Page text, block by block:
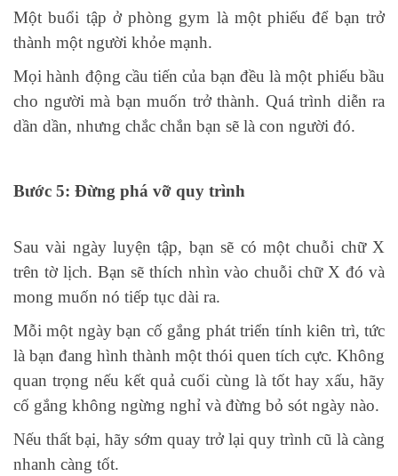
Một buổi tập ở phòng gym là một phiếu để bạn trở
thành một người khỏe mạnh.
Mọi hành động cầu tiến của bạn đều là một phiếu bầu
cho người mà bạn muốn trở thành. Quá trình diễn ra
dần dần, nhưng chắc chắn bạn sẽ là con người đó.
Bước 5: Đừng phá vỡ quy trình
Sau vài ngày luyện tập, bạn sẽ có một chuỗi chữ X
trên tờ lịch. Bạn sẽ thích nhìn vào chuỗi chữ X đó và
mong muốn nó tiếp tục dài ra.
Mỗi một ngày bạn cố gắng phát triển tính kiên trì, tức
là bạn đang hình thành một thói quen tích cực. Không
quan trọng nếu kết quả cuối cùng là tốt hay xấu, hãy
cố gắng không ngừng nghỉ và đừng bỏ sót ngày nào.
Nếu thất bại, hãy sớm quay trở lại quy trình cũ là càng
nhanh càng tốt.